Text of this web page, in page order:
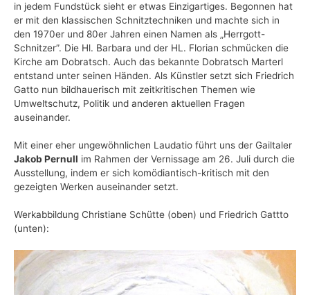
in jedem Fundstück sieht er etwas Einzigartiges. Begonnen hat
er mit den klassischen Schnitztechniken und machte sich in
den 1970er und 80er Jahren einen Namen als „Herrgott-
Schnitzer”. Die Hl. Barbara und der HL. Florian schmücken die
Kirche am Dobratsch. Auch das bekannte Dobratsch Marterl
entstand unter seinen Händen. Als Künstler setzt sich Friedrich
Gatto nun bildhauerisch mit zeitkritischen Themen wie
Umweltschutz, Politik und anderen aktuellen Fragen
auseinander.
Mit einer eher ungewöhnlichen Laudatio führt uns der Gailtaler
Jakob Pernull im Rahmen der Vernissage am 26. Juli durch die
Ausstellung, indem er sich komödiantisch-kritisch mit den
gezeigten Werken auseinander setzt.
Werkabbildung Christiane Schütte (oben) und Friedrich Gattto
(unten):